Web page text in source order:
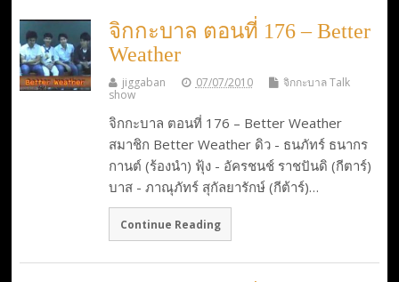
จิกกะบาล ตอนที่ 176 – Better
Weather
jiggaban 07/07/2010
จิกกะบาล Talk
show
จิกกะบาล ตอนที่ 176 – Better Weather
สมาชิก Better Weather ดิว - ธนภัทร์ ธนากร
กานต์ (ร้องนำ) ฟุ้ง - อัครชนช์ ราชปันดิ (กีตาร์)
บาส - ภาณุภัทร์ สุกัลยารักษ์ (กีต้าร์)…
Continue Reading